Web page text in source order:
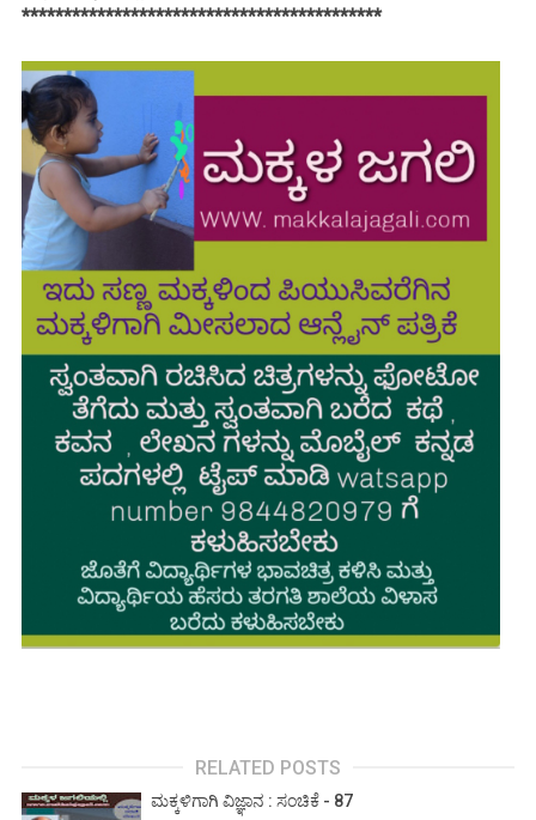
*******************************************
RELATED POSTS
ಮಕ್ಕಳಿಗಾಗಿ ವಿಜ್ಞಾನ : ಸಂಚಿಕೆ - 87